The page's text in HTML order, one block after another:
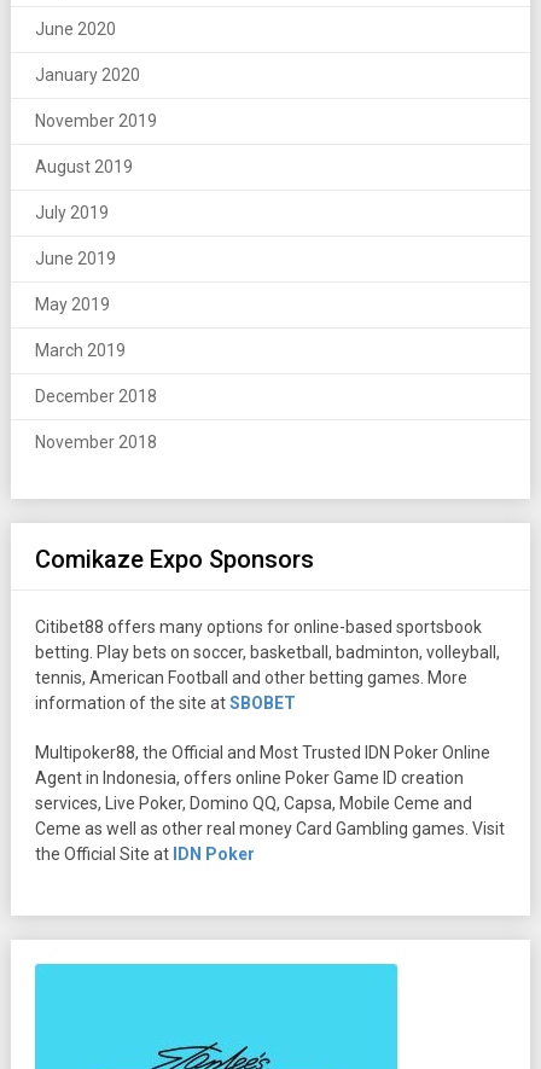
June 2020
January 2020
November 2019
August 2019
July 2019
June 2019
May 2019
March 2019
December 2018
November 2018
Comikaze Expo Sponsors
Citibet88 offers many options for online-based sportsbook
betting. Play bets on soccer, basketball, badminton, volleyball,
tennis, American Football and other betting games. More
information of the site atSBOBET
Multipoker88, the Official and Most Trusted IDN Poker Online
Agent in Indonesia, offers online Poker Game ID creation
services, Live Poker, Domino QQ, Capsa, Mobile Ceme and
Ceme as well as other real money Card Gambling games. Visit
the Official Site at
IDN Poker